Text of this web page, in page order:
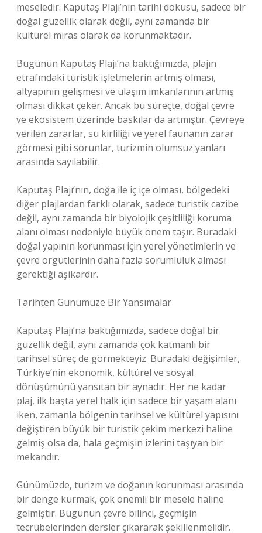
meseledir. Kaputaş Plajı’nın tarihi dokusu, sadece bir
doğal güzellik olarak değil, aynı zamanda bir
kültürel miras olarak da korunmaktadır.
Bugünün Kaputaş Plajı’na baktığımızda, plajın
etrafındaki turistik işletmelerin artmış olması,
altyapının gelişmesi ve ulaşım imkanlarının artmış
olması dikkat çeker. Ancak bu süreçte, doğal çevre
ve ekosistem üzerinde baskılar da artmıştır. Çevreye
verilen zararlar, su kirliliği ve yerel faunanın zarar
görmesi gibi sorunlar, turizmin olumsuz yanları
arasında sayılabilir.
Kaputaş Plajı’nın, doğa ile iç içe olması, bölgedeki
diğer plajlardan farklı olarak, sadece turistik cazibe
değil, aynı zamanda bir biyolojik çeşitliliği koruma
alanı olması nedeniyle büyük önem taşır. Buradaki
doğal yapının korunması için yerel yönetimlerin ve
çevre örgütlerinin daha fazla sorumluluk alması
gerektiği aşikardır.
Tarihten Günümüze Bir Yansımalar
Kaputaş Plajı’na baktığımızda, sadece doğal bir
güzellik değil, aynı zamanda çok katmanlı bir
tarihsel süreç de görmekteyiz. Buradaki değişimler,
Türkiye’nin ekonomik, kültürel ve sosyal
dönüşümünü yansıtan bir aynadır. Her ne kadar
plaj, ilk başta yerel halk için sadece bir yaşam alanı
iken, zamanla bölgenin tarihsel ve kültürel yapısını
değiştiren büyük bir turistik çekim merkezi haline
gelmiş olsa da, hala geçmişin izlerini taşıyan bir
mekandır.
Günümüzde, turizm ve doğanın korunması arasında
bir denge kurmak, çok önemli bir mesele haline
gelmiştir. Bugünün çevre bilinci, geçmişin
tecrübelerinden dersler çıkararak şekillenmelidir.